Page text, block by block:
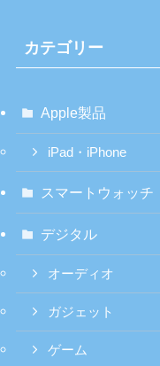
カテゴリー
Apple製品
iPad・iPhone
スマートウォッチ
デジタル
オーディオ
ガジェット
ゲーム